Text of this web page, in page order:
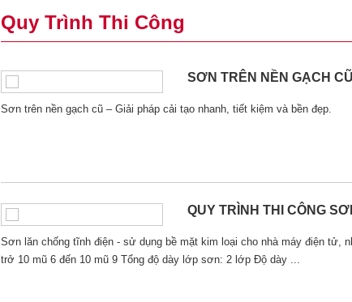
Quy Trình Thi Công
SƠN TRÊN NỀN GẠCH CŨ
Sơn trên nền gạch cũ – Giải pháp cải tạo nhanh, tiết kiệm và bền đẹp.
QUY TRÌNH THI CÔNG
Sơn lăn chống tĩnh điện - sử dụng bề mặt kim loại cho nhà máy điện
trở 10 mũ 6 đến 10 mũ 9 Tổng độ dày lớp sơn: 2 lớp Độ dày ...